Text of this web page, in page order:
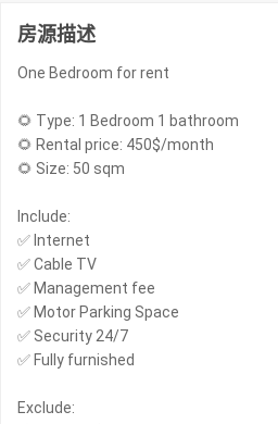
房源描述
One Bedroom for rent
🌻 Type: 1 Bedroom 1 bathroom
🌻 Rental price: 450$/month
🌻 Size: 50 sqm
Include:
✅ Internet
✅ Cable TV
✅ Management fee
✅ Motor Parking Space
✅ Security 24/7
✅ Fully furnished
Exclude: